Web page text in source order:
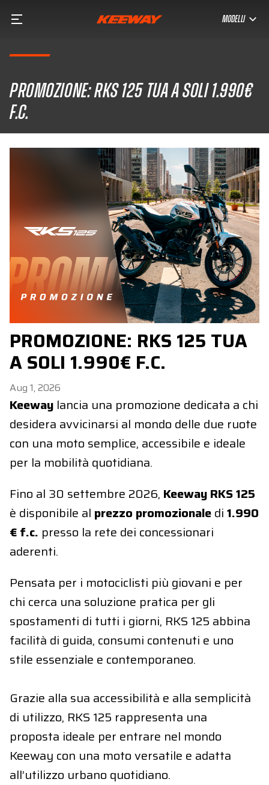
MODELLI
PROMOZIONE: RKS 125 tua a soli 1.990€
f.c.
PROMOZIONE: RKS 125 TUA
A SOLI 1.990€ F.C.
Aug 1, 2026
Keeway lancia una promozione dedicata a chi
desidera avvicinarsi al mondo delle due ruote
con una moto semplice, accessibile e ideale
per la mobilità quotidiana.
Fino al 30 settembre 2026, Keeway RKS 125
è disponibile al prezzo promozionaledi1.990
€ f.c. presso la rete dei concessionari
aderenti.
Pensata per i motociclisti più giovani e per
chi cerca una soluzione pratica per gli
spostamenti di tutti i giorni, RKS 125 abbina
facilità di guida, consumi contenuti e uno
stile essenziale e contemporaneo.
Grazie alla sua accessibilità e alla semplicità
di utilizzo, RKS 125 rappresenta una
proposta ideale per entrare nel mondo
Keeway con una moto versatile e adatta
all’utilizzo urbano quotidiano.